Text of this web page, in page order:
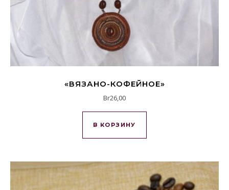
«ВЯЗАНО-КОФЕЙНОЕ»
Br26,00
В КОРЗИНУ